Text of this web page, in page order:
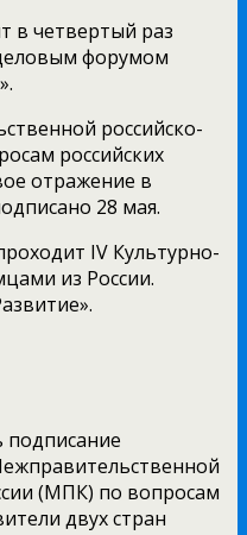
в четвертый раз
форумом
российско-
российских
отражение в
28 мая.
IV Культурно-
из России.
подписание
(МПК) по вопросам
двух стран